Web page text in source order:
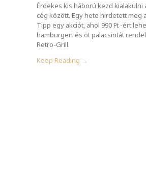
Érdekes kis háború kezd kialakulni
cég között. Egy hete hirdetett meg
Tipp egy akciót, ahol 990 Ft -ért
hamburgert és öt palacsintát
Retro-Grill.
Keep Reading →